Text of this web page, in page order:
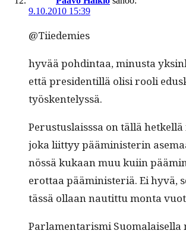
9.10.2010 15:39
@Tiiedemies
hyvää pohd­in­taa, minus­ta
että pres­i­den­til­lä olisi rooli
työskentelyssä.
Perus­tus­laiss­sa on täl­lä
joka liit­tyy päämin­is­terin
nössä kukaan muu kui­in
erot­taa päämin­is­ter­iä. Ei hyvä,
tässä ollaan nau­tit­tu mon­ta
Par­la­men­taris­mi